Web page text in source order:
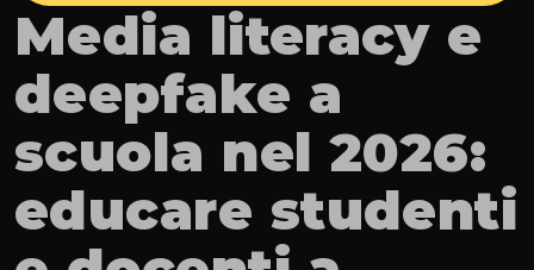
Media literacy e
deepfake a
scuola nel 2026:
educare studenti